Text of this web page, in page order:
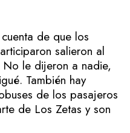
de que los
salieron al
le dijeron a nadie,
También hay
de los pasajeros
de Los Zetas y son